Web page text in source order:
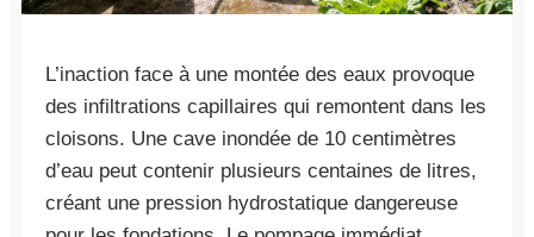
L’inaction face à une montée des eaux provoque
des infiltrations capillaires qui remontent dans les
cloisons. Une cave inondée de 10 centimètres
d’eau peut contenir plusieurs centaines de litres,
créant une pression hydrostatique dangereuse